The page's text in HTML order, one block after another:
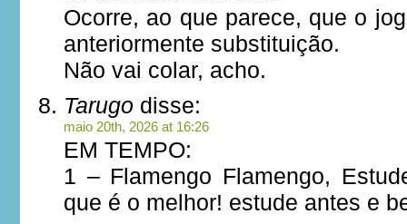
Ocorre, ao que parece, que o
anteriormente substituição.
Não vai colar, acho.
Tarugo disse:
maio 20th, 2026 at 16:26
EM TEMPO:
1 – Flamengo Flamengo,
que é o melhor! estude antes e